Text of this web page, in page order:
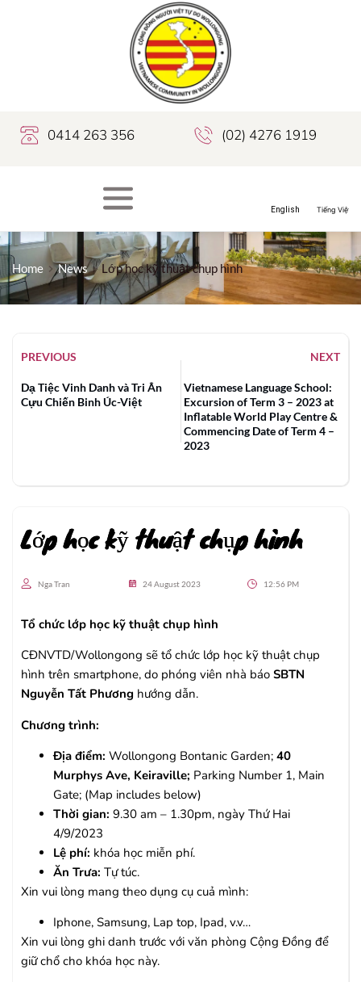
0414 263 356 (02) 4276 1919
Home News Lớp học kỹ thuật chụp hình
PREVIOUS NEXT
Dạ Tiệc Vinh Danh và Tri Ân
Cựu Chiến Binh Úc-Việt
Vietnamese Language School:
Excursion of Term 3 – 2023 at
Inflatable World Play Centre &
Commencing Date of Term 4 –
2023
Lớp học kỹ thuật chụp hình
Nga Tran 24 August 2023 12:56 PM
Tổ chức lớp học kỹ thuật chụp hình
CĐNVTD/Wollongong sẽ tổ chức lớp học kỹ thuật chụp
hình trên smartphone, do phóng viên nhà báo SBTN
Nguyễn Tất Phương hướng dẫn.
Chương trình:
Địa điểm: Wollongong Bontanic Garden; 40
Murphys Ave, Keiraville; Parking Number 1, Main
Gate; (Map includes below)
Thời gian: 9.30 am – 1.30pm, ngày Thứ Hai
4/9/2023
Lệ phí: khóa học miễn phí.
Ăn Trưa: Tự túc.
Xin vui lòng mang theo dụng cụ cuả mình:
Iphone, Samsung, Lap top, Ipad, v.v…
Xin vui lòng ghi danh trước với văn phòng Cộng Đồng để
giữ chổ cho khóa học này.